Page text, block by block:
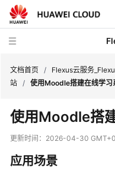
最
动
文档首页 / Flexus云服务
站 / 使用Moodle搭建在线学习
使用Moodle搭
更新时间： 2026-04-30
应用场景